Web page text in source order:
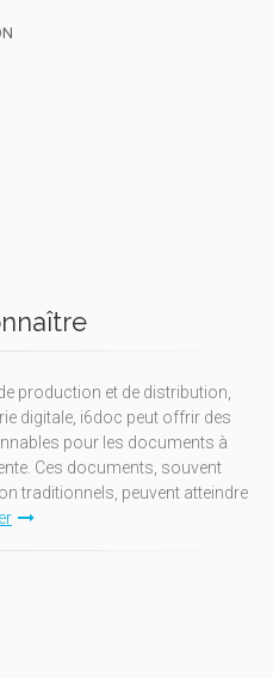
production et de distribution,
digitale, i6doc peut offrir des
pour les documents à
Ces documents, souvent
traditionnels, peuvent atteindre